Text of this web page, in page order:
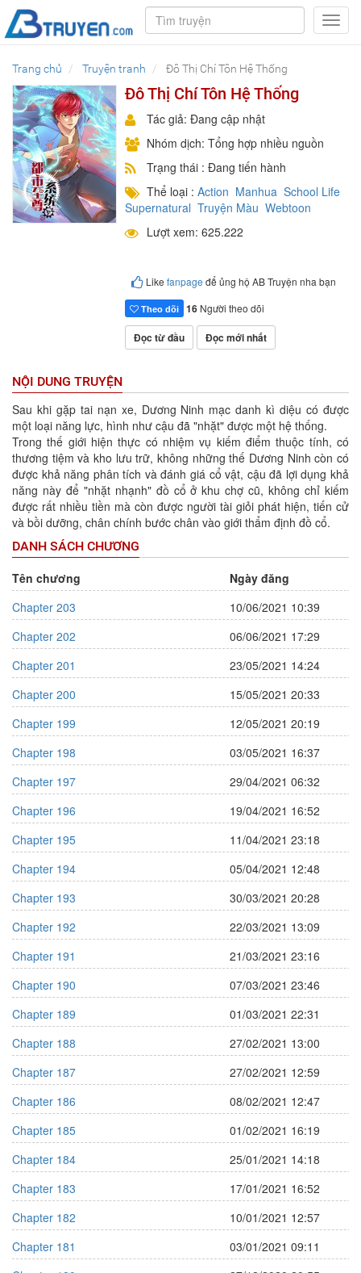
Trang chủ Truyện tranh Đô Thị Chí Tôn Hệ Thống
Đô Thị Chí Tôn Hệ Thống
Tác giả: Đang cập nhật
Nhóm dịch: Tổng hợp nhiều nguồn
Trạng thái : Đang tiến hành
Thể loại : Action Manhua School Life
Supernatural Truyện Màu Webtoon
Lượt xem: 625.222
Like fanpage để ủng hộ AB Truyện nha bạn
Theo dõi 16 Người theo dõi
Đọc từ đầu Đọc mới nhất
NỘI DUNG TRUYỆN
Sau khi gặp tai nạn xe, Dương Ninh mạc danh kì diệu có được
một loại năng lực, hình như cậu đã "nhặt" được một hệ thống.
Trong thế giới hiện thực có nhiệm vụ kiếm điểm thuộc tính, có
thương tiệm và kho lưu trữ, không những thế Dương Ninh còn có
được khả năng phân tích và đánh giá cổ vật, cậu đã lợi dụng khả
năng này để "nhặt nhạnh" đồ cổ ở khu chợ cũ, không chỉ kiếm
được rất nhiều tiền mà còn được người tài giỏi phát hiện, tiến cử
và bồi dưỡng, chân chính bước chân vào giới thẩm định đồ cổ.
DANH SÁCH CHƯƠNG
Tên chương
Ngày đăng
Chapter 203
10/06/2021 10:39
Chapter 202
06/06/2021 17:29
Chapter 201
23/05/2021 14:24
Chapter 200
15/05/2021 20:33
Chapter 199
12/05/2021 20:19
Chapter 198
03/05/2021 16:37
Chapter 197
29/04/2021 06:32
Chapter 196
19/04/2021 16:52
Chapter 195
11/04/2021 23:18
Chapter 194
05/04/2021 12:48
Chapter 193
30/03/2021 20:28
Chapter 192
22/03/2021 13:09
Chapter 191
21/03/2021 23:16
Chapter 190
07/03/2021 23:46
Chapter 189
01/03/2021 22:31
Chapter 188
27/02/2021 13:00
Chapter 187
27/02/2021 12:59
Chapter 186
08/02/2021 12:47
Chapter 185
01/02/2021 16:19
Chapter 184
25/01/2021 14:18
Chapter 183
17/01/2021 16:52
Chapter 182
10/01/2021 12:57
Chapter 181
03/01/2021 09:11